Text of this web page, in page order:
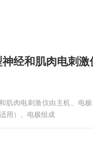
经和肌肉电刺激
肌肉电刺激仪由主机、电
用）、电极组成